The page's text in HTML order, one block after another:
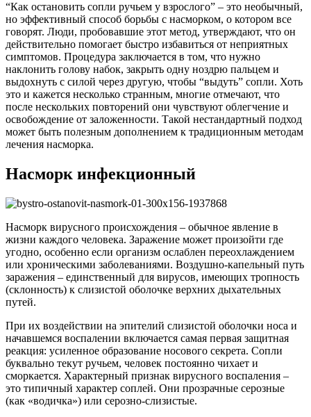
“Как остановить сопли ручьем у взрослого” – это необычный,
но эффективный способ борьбы с насморком, о котором все
говорят. Люди, пробовавшие этот метод, утверждают, что он
действительно помогает быстро избавиться от неприятных
симптомов. Процедура заключается в том, что нужно
наклонить голову набок, закрыть одну ноздрю пальцем и
выдохнуть с силой через другую, чтобы “выдуть” сопли. Хоть
это и кажется несколько странным, многие отмечают, что
после нескольких повторений они чувствуют облегчение и
освобождение от заложенности. Такой нестандартный подход
может быть полезным дополнением к традиционным методам
лечения насморка.
Насморк инфекционный
Насморк вирусного происхождения – обычное явление в
жизни каждого человека. Заражение может произойти где
угодно, особенно если организм ослаблен переохлаждением
или хроническими заболеваниями. Воздушно-капельный путь
заражения – единственный для вирусов, имеющих тропность
(склонность) к слизистой оболочке верхних дыхательных
путей.
При их воздействии на эпителий слизистой оболочки носа и
начавшемся воспалении включается самая первая защитная
реакция: усиленное образование носового секрета. Сопли
буквально текут ручьем, человек постоянно чихает и
сморкается. Характерный признак вирусного воспаления –
это типичный характер соплей. Они прозрачные серозные
(как «водичка») или серозно-слизистые.